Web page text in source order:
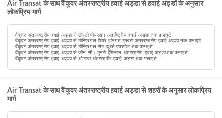
Air Transat के साथ वैंकूवर अंतरराष्ट्रीय हवाई अड्डा से हवाई अड्डों के अनुसार
लोकप्रिय मार्ग
वैंकूवर अंतरराष्ट्रीय हवाई अड्डा से टोरंटो पीयरसन अंतर्राष्ट्रीय हवाई अड्डा तक फ़्लाइटें
वैंकूवर अंतरराष्ट्रीय हवाई अड्डा से मॉन्ट्रियल पियरे इलियट ट्रूडो अंतरराष्ट्रीय हवाई अड्डा तक फ़्लाइटें
वैंकूवर अंतरराष्ट्रीय हवाई अड्डा से मॉन्ट्रियल सेंट ह्यूबर्ट एयरपोर्ट तक फ़्लाइटें
वैंकूवर अंतरराष्ट्रीय हवाई अड्डा से जॉन सी। मुनरो हैमिल्टन अंतर्राष्ट्रीय हवाई अड्डा तक फ़्लाइटें
वैंकूवर अंतरराष्ट्रीय हवाई अड्डा से ओटावा अंतर्राष्ट्रीय हवाई अड्डा तक फ़्लाइटें
Air Transat के साथ वैंकूवर अंतरराष्ट्रीय हवाई अड्डा से शहरों के अनुसार लोकप्रिय
मार्ग